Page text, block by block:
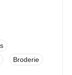
Broderie